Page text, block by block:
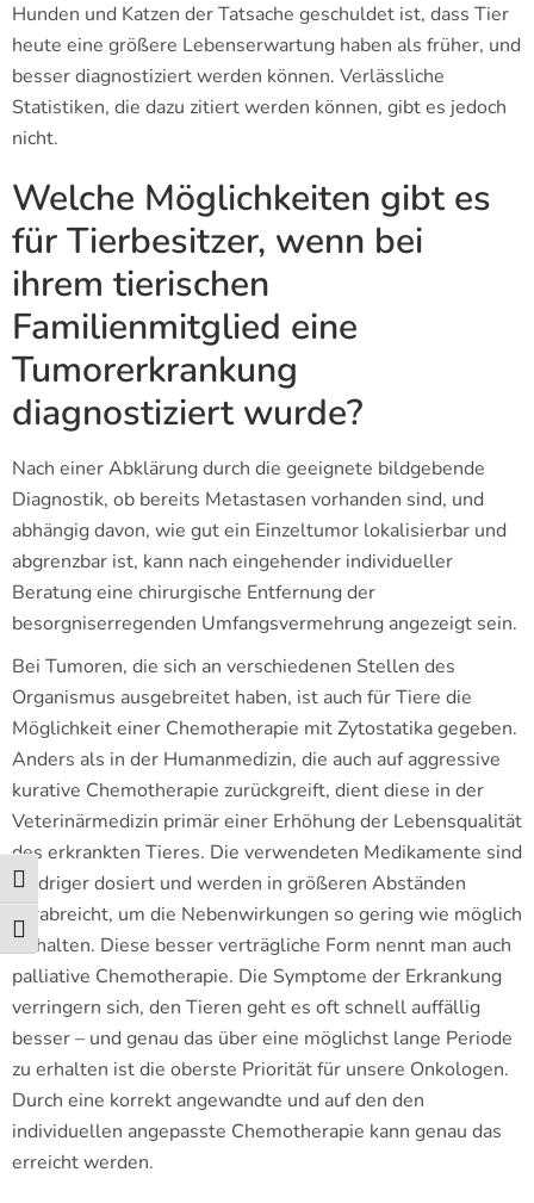
Umschalten auf hohe Kontraste
Schrift vergrößern
Hunden und Katzen der Tatsache geschuldet ist, dass Tier
heute eine größere Lebenserwartung haben als früher, und
besser diagnostiziert werden können. Verlässliche
Statistiken, die dazu zitiert werden können, gibt es jedoch
nicht.
Welche Möglichkeiten gibt es
für Tierbesitzer, wenn bei
ihrem tierischen
Familienmitglied eine
Tumorerkrankung
diagnostiziert wurde?
Nach einer Abklärung durch die geeignete bildgebende
Diagnostik, ob bereits Metastasen vorhanden sind, und
abhängig davon, wie gut ein Einzeltumor lokalisierbar und
abgrenzbar ist, kann nach eingehender individueller
Beratung eine chirurgische Entfernung der
besorgniserregenden Umfangsvermehrung angezeigt sein.
Bei Tumoren, die sich an verschiedenen Stellen des
Organismus ausgebreitet haben, ist auch für Tiere die
Möglichkeit einer Chemotherapie mit Zytostatika gegeben.
Anders als in der Humanmedizin, die auch auf aggressive
kurative Chemotherapie zurückgreift, dient diese in der
Veterinärmedizin primär einer Erhöhung der Lebensqualität
des erkrankten Tieres. Die verwendeten Medikamente sind
niedriger dosiert und werden in größeren Abständen
verabreicht, um die Nebenwirkungen so gering wie möglich
zu halten. Diese besser verträgliche Form nennt man auch
palliative Chemotherapie. Die Symptome der Erkrankung
verringern sich, den Tieren geht es oft schnell auffällig
besser – und genau das über eine möglichst lange Periode
zu erhalten ist die oberste Priorität für unsere Onkologen.
Durch eine korrekt angewandte und auf den den
individuellen angepasste Chemotherapie kann genau das
erreicht werden.